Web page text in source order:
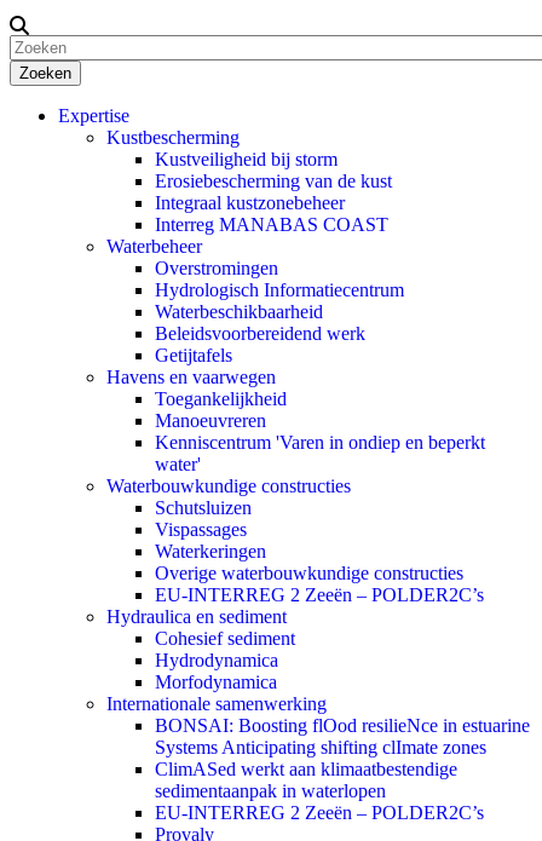
Zoeken
Expertise
Kustbescherming
Kustveiligheid bij storm
Erosiebescherming van de kust
Integraal kustzonebeheer
Interreg MANABAS COAST
Waterbeheer
Overstromingen
Hydrologisch Informatiecentrum
Waterbeschikbaarheid
Beleidsvoorbereidend werk
Getijtafels
Havens en vaarwegen
Toegankelijkheid
Manoeuvreren
Kenniscentrum 'Varen in ondiep en beperkt
water'
Waterbouwkundige constructies
Schutsluizen
Vispassages
Waterkeringen
Overige waterbouwkundige constructies
EU-INTERREG 2 Zeeën – POLDER2C’s
Hydraulica en sediment
Cohesief sediment
Hydrodynamica
Morfodynamica
Internationale samenwerking
BONSAI: Boosting flOod resilieNce in estuarine
Systems Anticipating shifting clImate zones
ClimASed werkt aan klimaatbestendige
sedimentaanpak in waterlopen
EU-INTERREG 2 Zeeën – POLDER2C’s
Provaly